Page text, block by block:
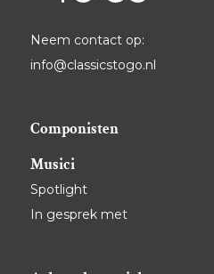
Neem contact op:
info@classicstogo.nl
Componisten
Musici
Spotlight
In gesprek met